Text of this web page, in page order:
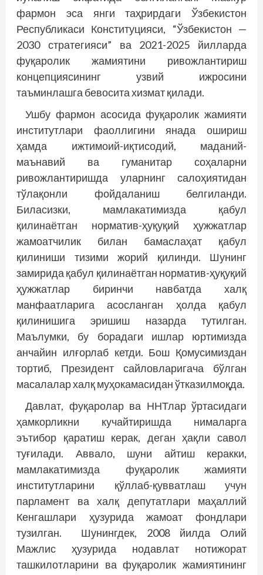
фармон эса янги таҳрирдаги Ўзбекистон
Республикаси Конституцияси, “Ўзбекистон —
2030 стратегияси” ва 2021-2025 йилларда
фуқаролик жамиятини ривожлантириш
концепциясининг узвий ижросини
таъминлашга бевосита хизмат қилади.
Ушбу фармон асосида фуқаролик жамияти
институтлари фаоллигини янада ошириш
ҳамда ижтимоий-иқтисодий, маданий-
маънавий ва гуманитар соҳаларни
ривожлантиришда уларнинг салоҳиятидан
тўлақонли фойдаланиш белгиланди.
Биласизки, мамлакатимизда қабул
қилинаётган норматив-ҳуқуқий ҳужжатлар
жамоатчилик билан бамаслаҳат қабул
қилиниши тизими жорий қилинди. Шунинг
замирида қабул қилинаётган норматив-ҳуқуқий
ҳужжатлар биринчи навбатда халқ
манфаатларига асосланган ҳолда қабул
қилинишига эришиш назарда тутилган.
Маълумки, бу борадаги ишлар юртимизда
анчайин илғорлаб кетди. Бош Қомусимиздан
тортиб, Президент сайловларигача бўлган
масалалар халқ муҳокамасидан ўтказилмоқда.
Давлат, фуқаролар ва ННТлар ўртасидаги
ҳамкорликни кучайтиришда нималарга
эътибор қаратиш керак, деган ҳақли савол
туғилади. Аввало, шуни айтиш керакки,
мамлакатимизда фуқаролик жамияти
институтларини қўллаб-қувватлаш учун
парламент ва халқ депутатлари маҳаллий
Кенгашлари ҳузурида жамоат фондлари
тузилган. Шунингдек, 2008 йилда Олий
Мажлис ҳузурида нодавлат нотижорат
ташкилотларини ва фуқаролик жамиятининг